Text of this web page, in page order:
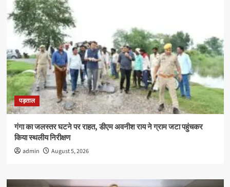
पड़ताल
गंगा का जलस्तर घटने पर राहत, डीएम अवनीश राय ने ग्राम जटा पहुंचकर
किया स्थलीय निरीक्षण
admin August 5, 2026